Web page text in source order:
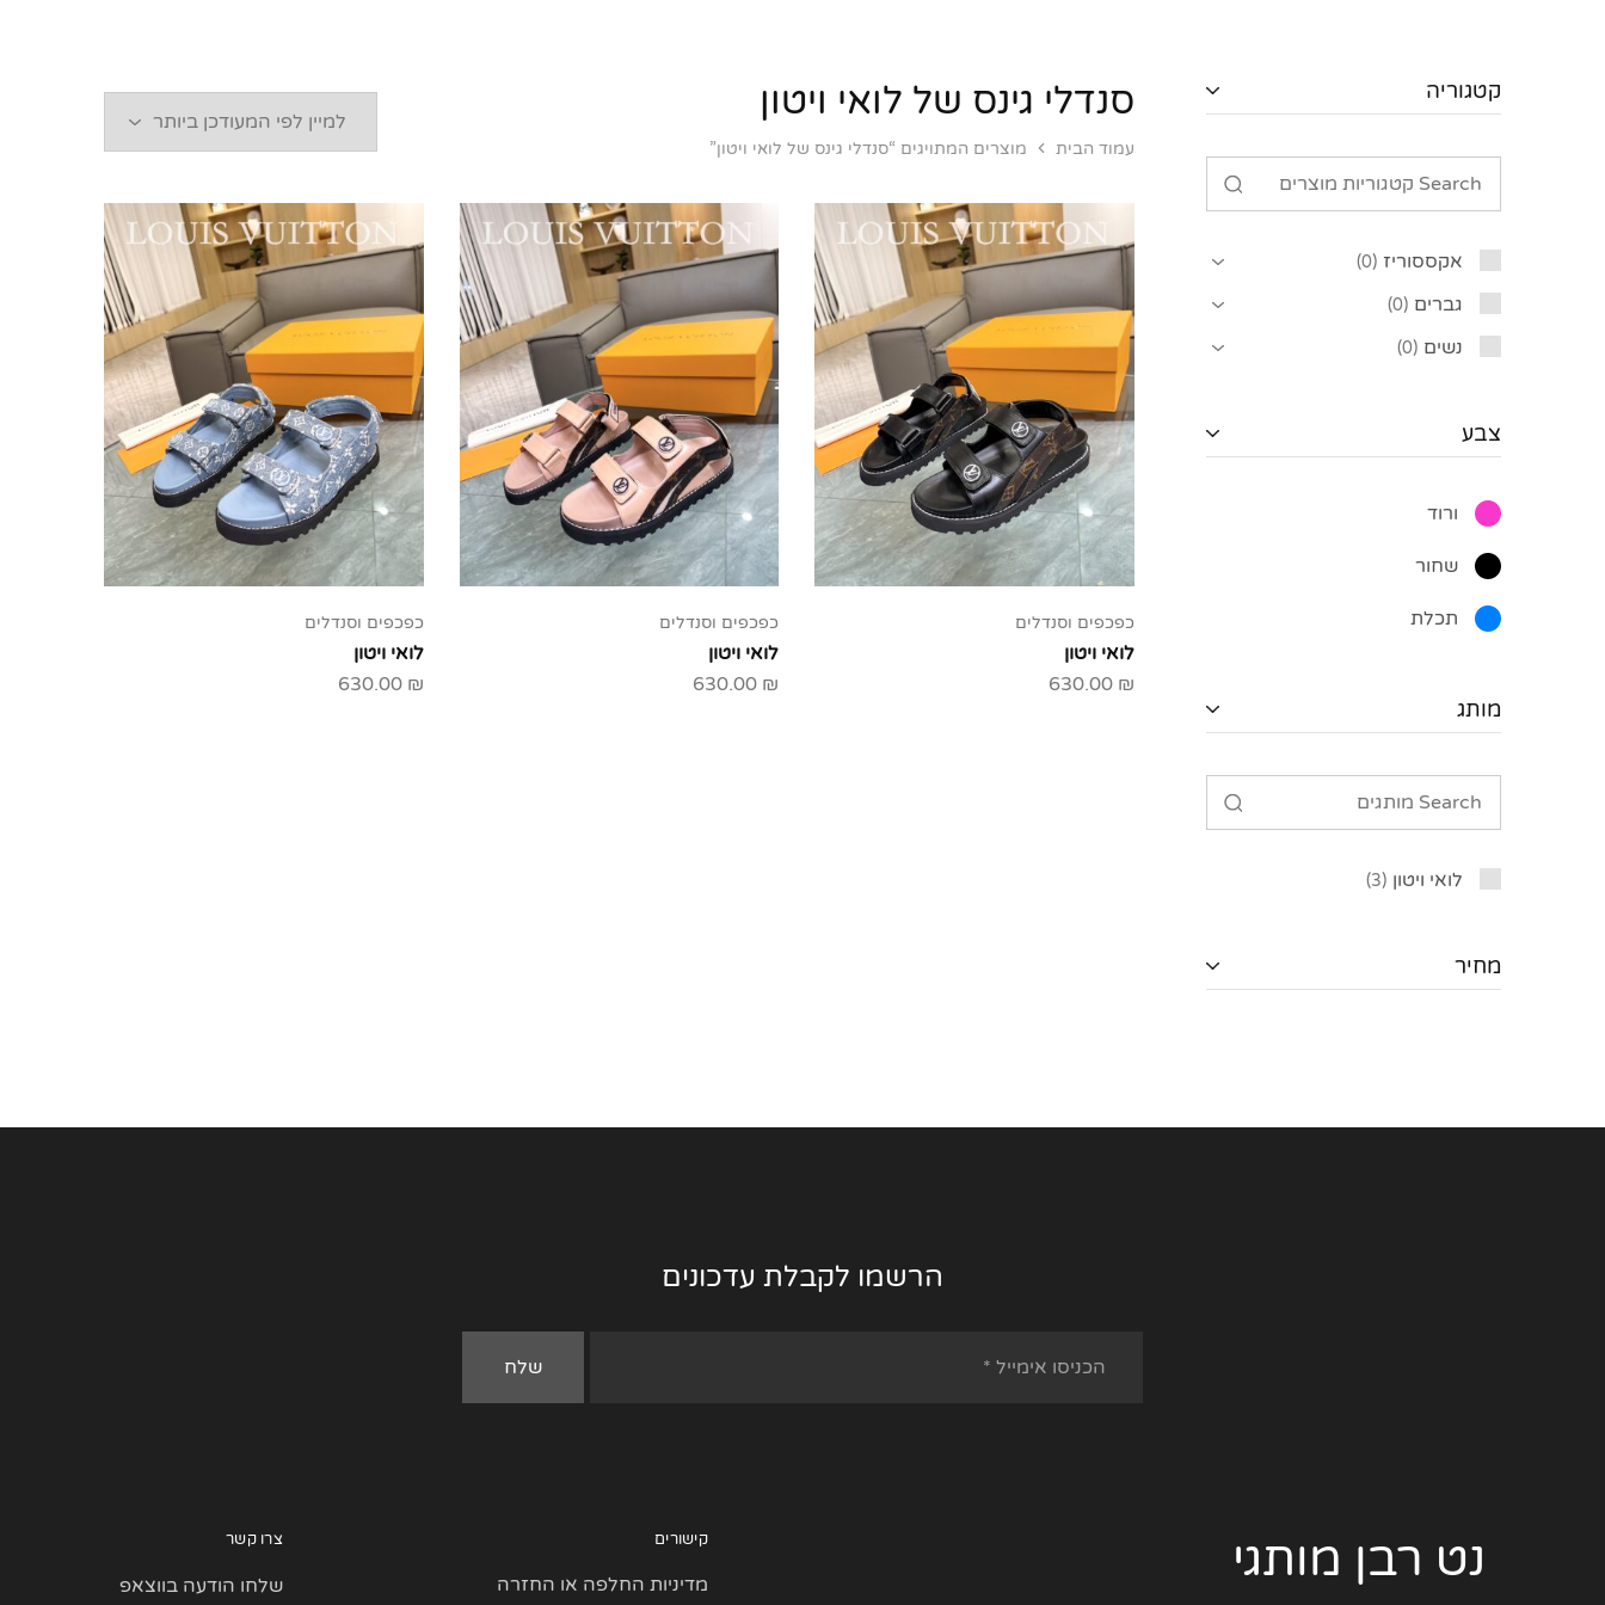
סנדלי גינס של לואי ויטון
עמוד הבית מוצרים המתויגים “סנדלי גינס של לואי ויטון”
כפכפים וסנדלים
לואי ויטון
630.00 ₪
כפכפים וסנדלים
לואי ויטון
630.00 ₪
כפכפים וסנדלים
לואי ויטון
630.00 ₪
קטגוריה
אקססוריז 0
גברים 0
נשים 0
צבע
ורוד
שחור
תכלת
מותג
לואי ויטון 3
מחיר
הרשמו לקבלת עדכונים
נט רבן מותגי
קישורים
מדיניות החלפה או החזרה
צרו קשר
שלחו הודעה בווצאפ